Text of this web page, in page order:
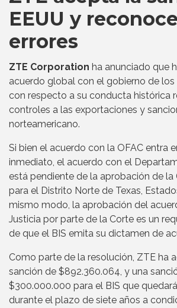
EEUU y
errores
ZTE Corporation ha anunciado que
acuerdo global con el gobierno de los
con respecto a su conducta histórica
controles a las exportaciones y
norteamericano.
Si bien el acuerdo con la OFAC entra
inmediato, el acuerdo con el
está pendiente de la aprobación de la
para el Distrito Norte de Texas,
mismo modo, la aprobación del
Justicia por parte de la Corte es un
de que el BIS emita su dictamen de
Como parte de la resolución, ZTE ha
sanción de $892.360.064, y una
$300.000.000 para el BIS que
durante el plazo de siete años a